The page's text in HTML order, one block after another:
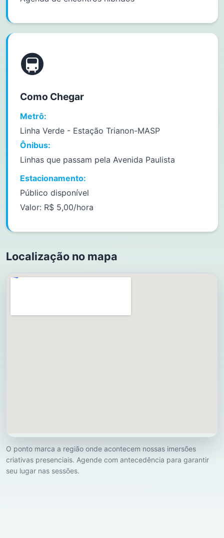
🚇
Como Chegar
Metrô:
Linha Verde - Estação Trianon-MASP
Ônibus:
Linhas que passam pela Avenida Paulista
Estacionamento:
Público disponível
Valor: R$ 5,00/hora
Localização no mapa
O ponto marca a região onde acontecem nossas imersões
criativas presenciais. Agende com antecedência para garantir
seu lugar nas sessões.